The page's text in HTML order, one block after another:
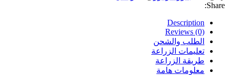
Share:
Description
Reviews (0)
الطلب والشحن
تعليمات الزراعة
طريقة الزراعة
معلومات هامة